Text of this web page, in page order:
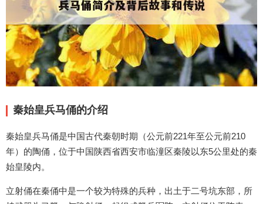
秦始皇兵马俑的介绍
秦始皇兵马俑是中国古代秦朝时期（公元前221年至公元前210
年）的陶俑，位于中国陕西省西安市临潼区秦陵以东5公里处的秦
始皇陵内。
立射俑在秦俑中是一个较为特殊的兵种，出土于二号坑东部，所